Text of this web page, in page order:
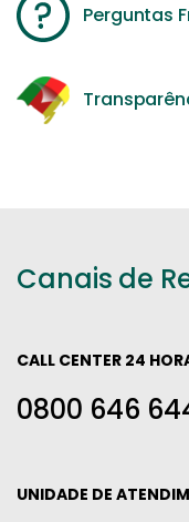
Perguntas
Canais de
CALL CENTER 24
0800 646
UNIDADE DE